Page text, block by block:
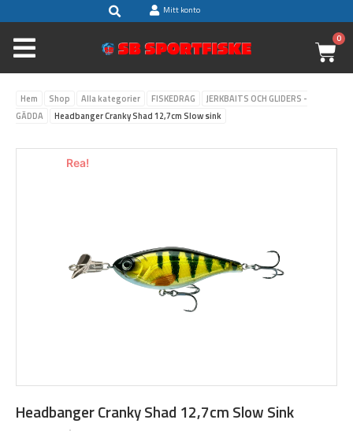
till
innehåll
SökMitt konto
0
Hem Shop Alla kategorier FISKEDRAG
JERKBAITS OCH GLIDERS -
GÄDDA
Headbanger Cranky Shad 12,7cm Slow sink
Rea!
Headbanger Cranky Shad 12,7cm Slow Sink